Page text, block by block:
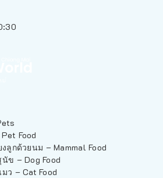
Food
ลูกด้วยนม – Mammal Food
ข – Dog Food
ว – Cat Food